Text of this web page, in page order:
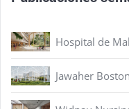
Hospital de
Jawaher